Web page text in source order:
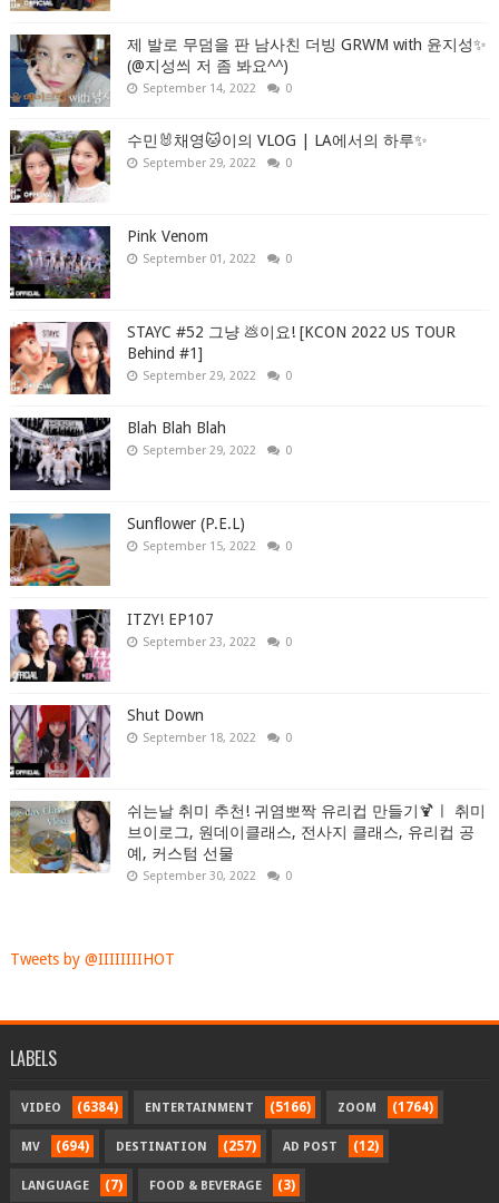
제 발로 무덤을 판 남사친 더빙 GRWM with 윤지성✨
(@지성씌 저 좀 봐요^^)
September 14, 2022 0
수민🐰채영🐱이의 VLOG | LA에서의 하루✨
September 29, 2022 0
Pink Venom
September 01, 2022 0
STAYC #52 그냥 💩이요! [KCON 2022 US TOUR
Behind #1]
September 29, 2022 0
Blah Blah Blah
September 29, 2022 0
Sunflower (P.E.L)
September 15, 2022 0
ITZY! EP107
September 23, 2022 0
Shut Down
September 18, 2022 0
쉬는날 취미 추천! 귀염뽀짝 유리컵 만들기🍹ㅣ 취미
브이로그, 원데이클래스, 전사지 클래스, 유리컵 공
예, 커스텀 선물
September 30, 2022 0
Tweets by @IIIIIIIIHOT
LABELS
VIDEO (6384) ENTERTAINMENT (5166) ZOOM (1764)
MV (694) DESTINATION (257) AD POST (12)
LANGUAGE (7) FOOD & BEVERAGE (3)